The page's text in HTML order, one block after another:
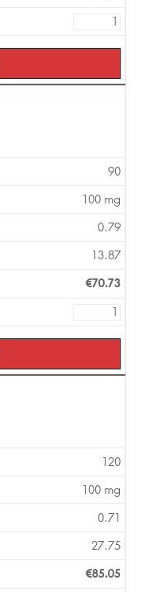
90
100 mg
0.79
13.87
€70.73
120
100 mg
0.71
27.75
€85.05